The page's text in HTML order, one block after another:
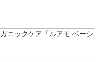
ニックケア「ルアモ ベーシ